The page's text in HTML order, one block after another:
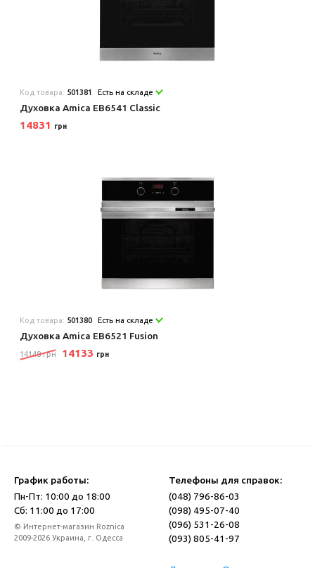
Код товара: 501381 Есть на складе
Духовка Amica EB6541 Classic
14831 грн
Код товара: 501380 Есть на складе
Духовка Amica EB6521 Fusion
14148 грн 14133 грн
График работы:
Пн-Пт: 10:00 до 18:00
Сб: 11:00 до 17:00
© Интернет-магазин Roznica
2009-2026 Украина, г. Одесса
Телефоны для справок:
(048) 796-86-03
(098) 495-07-40
(096) 531-26-08
(093) 805-41-97